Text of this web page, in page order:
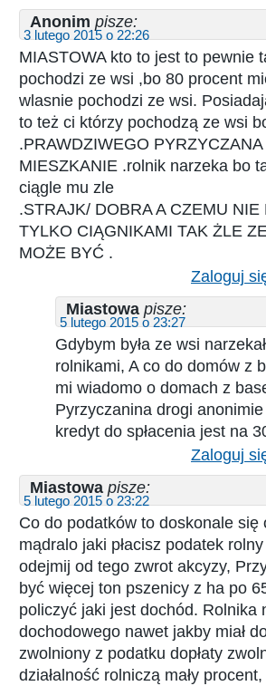
Anonim pisze:
3 lutego 2015 o 22:26
MIASTOWA kto to jest to pewnie
pochodzi ze wsi ,bo 80 procent
wlasnie pochodzi ze wsi.
to też ci którzy pochodzą ze wsi
.PRAWDZIWEGO
MIESZKANIE .rolnik narzeka bo
ciągle mu zle
.STRAJK/ DOBRA A CZEMU NIE
TYLKO CIĄGNIKAMI TAK ŻLE
MOŻE BYĆ .
Zaloguj
Miastowa pisze:
5 lutego 2015 o 23:27
Gdybym była ze wsi
rolnikami, A co do domów z
mi wiadomo o domach z
Pyrzyczanina drogi
kredyt do spłacenia jest na
Zaloguj
Miastowa pisze:
5 lutego 2015 o 23:22
Co do podatków to doskonale się
mądralo jaki płacisz podatek
odejmij od tego zwrot akcyzy,
być więcej ton pszenicy z ha po
policzyć jaki jest dochód. Rolnika
dochodowego nawet jakby miał
zwolniony z podatku dopłaty
działalność rolniczą mały